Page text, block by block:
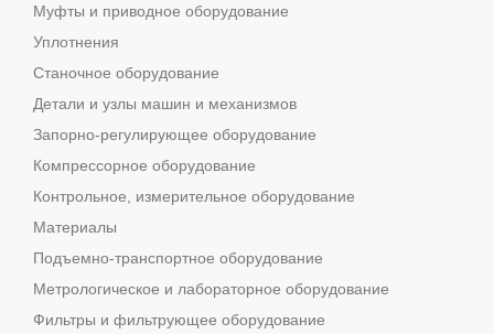
Муфты и приводное оборудование
Уплотнения
Станочное оборудование
Детали и узлы машин и механизмов
Запорно-регулирующее оборудование
Компрессорное оборудование
Контрольное, измерительное оборудование
Материалы
Подъемно-транспортное оборудование
Метрологическое и лабораторное оборудование
Фильтры и фильтрующее оборудование